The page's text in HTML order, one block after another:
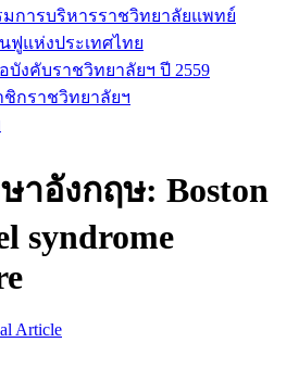
การบริหารราชวิทยาลัยแพทย์
ฟูแห่งประเทศไทย
บังคับราชวิทยาลัยฯ ปี 2559
กราชวิทยาลัยฯ
าอังกฤษ: Boston
syndrome
Article